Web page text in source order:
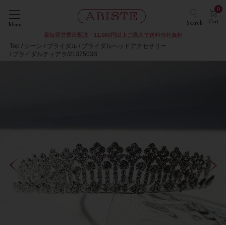
Menu Search Cart
0
最短翌営業日配送・11,000円以上ご購入で送料当社負担
Top シーン ブライダル
ブライダルヘッドアクセサリー
ブライダルティアラ/2137503S